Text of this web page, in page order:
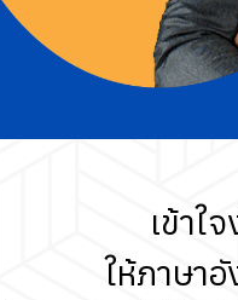
เข้าใ
ให้ภาษา